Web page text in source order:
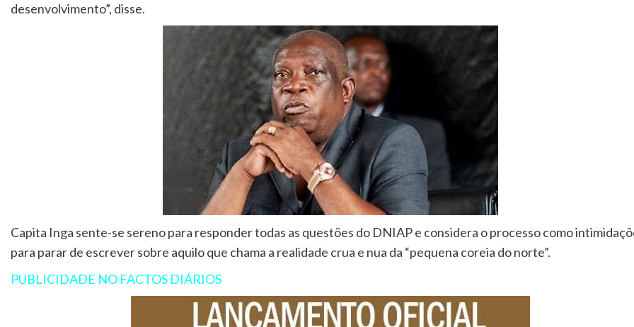
desenvolvimento”, disse.
Capita Inga sente-se sereno para responder todas as questões do DNIAP e considera o processo como
para parar de escrever sobre aquilo que chama a realidade crua e nua da “pequena coreia do norte”.
PUBLICIDADE NO FACTOS DIÁRIOS